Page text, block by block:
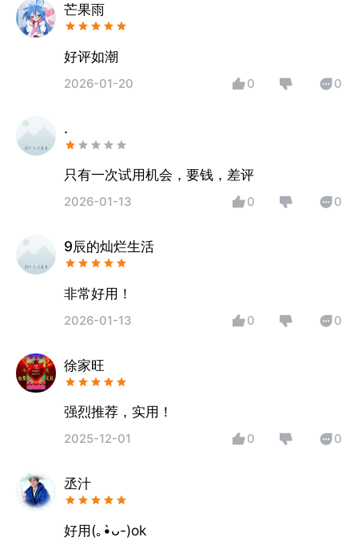
芒果雨
好评如潮
2026-01-20 0 0
.
只有一次试用机会，要钱，差评
2026-01-13 0 0
9辰的灿烂生活
非常好用！
2026-01-13 0 0
徐家旺
强烈推荐，实用！
2025-12-01 0 0
丞汁
好用(｡•̀ᴗ-)ok